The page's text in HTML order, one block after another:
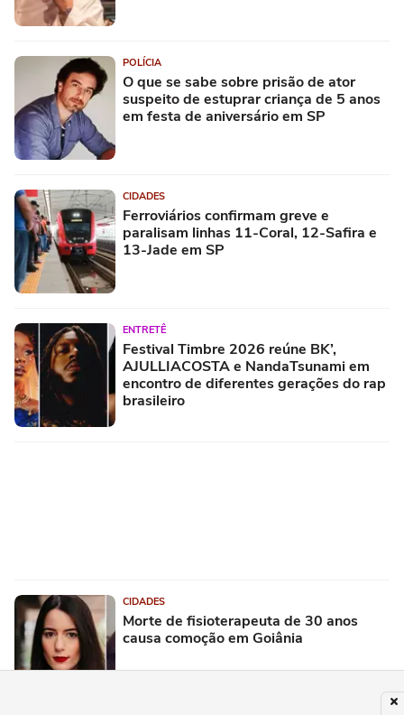
POLÍCIA
O que se sabe sobre prisão de ator
suspeito de estuprar criança de 5 anos
em festa de aniversário em SP
CIDADES
Ferroviários confirmam greve e
paralisam linhas 11-Coral, 12-Safira e
13-Jade em SP
ENTRETÊ
Festival Timbre 2026 reúne BK’,
AJULLIACOSTA e NandaTsunami em
encontro de diferentes gerações do rap
brasileiro
CIDADES
Morte de fisioterapeuta de 30 anos
causa comoção em Goiânia